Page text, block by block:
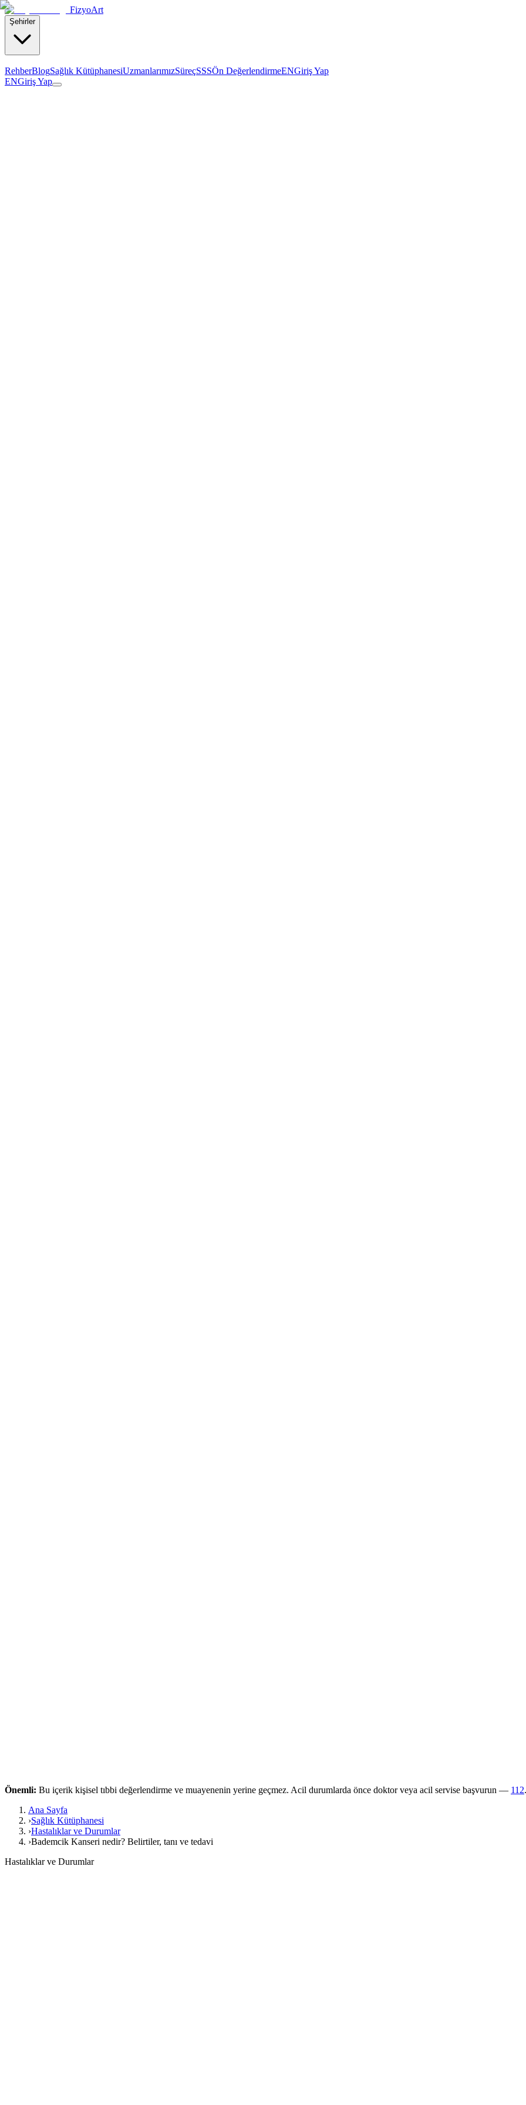
FizyoArt
Şehirler
RehberBlogSağlık KütüphanesiUzmanlarımızSüreçSSSÖn DeğerlendirmeENGiriş Yap
ENGiriş Yap
Önemli: Bu içerik kişisel tıbbi değerlendirme ve muayenenin yerine geçmez. Acil durumlarda önce doktor veya acil servise başvurun — 112.
Ana Sayfa
›Sağlık Kütüphanesi
›Hastalıklar ve Durumlar
›Bademcik Kanseri nedir? Belirtiler, tanı ve tedavi
Hastalıklar ve Durumlar